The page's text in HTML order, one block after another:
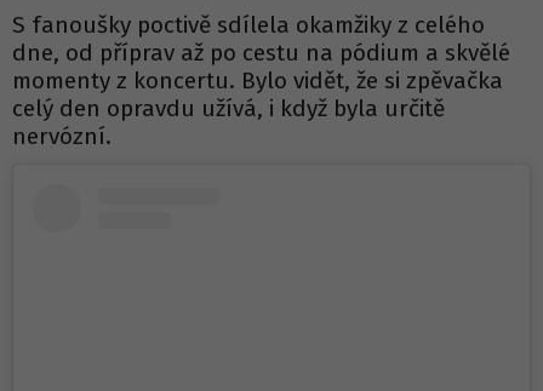
S fanoušky poctivě sdílela okamžiky z celého
dne, od příprav až po cestu na pódium a skvělé
momenty z koncertu. Bylo vidět, že si zpěvačka
celý den opravdu užívá, i když byla určitě
nervózní.